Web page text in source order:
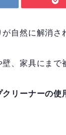
自然に解消さ
、家具にまで
リーナーの使